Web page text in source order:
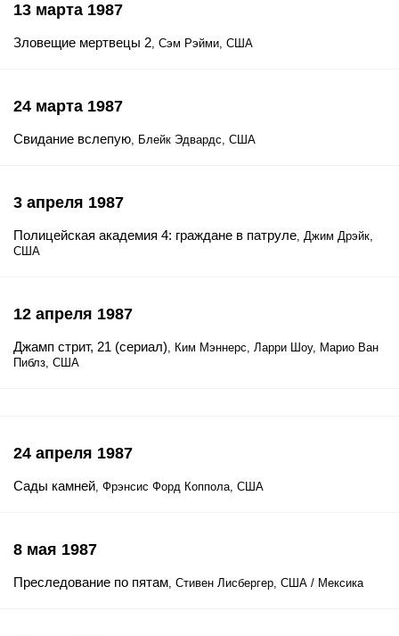
13 марта 1987
Зловещие мертвецы 2, Сэм Рэйми, США
24 марта 1987
Свидание вслепую, Блейк Эдвардс, США
3 апреля 1987
Полицейская академия 4: граждане в патруле, Джим Дрэйк,
США
12 апреля 1987
Джамп стрит, 21 (сериал), Ким Мэннерс, Ларри Шоу, Марио Ван
Пиблз, США
24 апреля 1987
Сады камней, Фрэнсис Форд Коппола, США
8 мая 1987
Преследование по пятам, Стивен Лисбергер, США / Мексика